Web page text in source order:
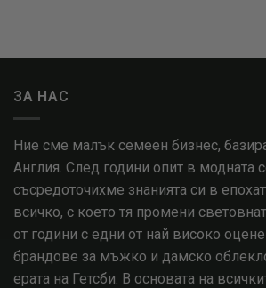
ЗА НАС
Ние сме малък семеен бизнес,
Англия. След години опит в модната
съсредоточихме знанията си в
всичко, с което тя промени
от години с едни от най високо
брандове за мъжко и дамско
ерата на Гетсби. В основата на